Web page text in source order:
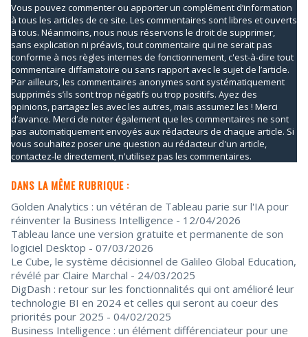
Vous pouvez commenter ou apporter un complément d’information
à tous les articles de ce site. Les commentaires sont libres et ouverts
à tous. Néanmoins, nous nous réservons le droit de supprimer,
sans explication ni préavis, tout commentaire qui ne serait pas
conforme à nos règles internes de fonctionnement, c'est-à-dire tout
commentaire diffamatoire ou sans rapport avec le sujet de l’article.
Par ailleurs, les commentaires anonymes sont systématiquement
supprimés s’ils sont trop négatifs ou trop positifs. Ayez des
opinions, partagez les avec les autres, mais assumez les ! Merci
d’avance. Merci de noter également que les commentaires ne sont
pas automatiquement envoyés aux rédacteurs de chaque article. Si
vous souhaitez poser une question au rédacteur d'un article,
contactez-le directement, n'utilisez pas les commentaires.
DANS LA MÊME RUBRIQUE :
Golden Analytics : un vétéran de Tableau parie sur l'IA pour
réinventer la Business Intelligence - 12/04/2026
Tableau lance une version gratuite et permanente de son
logiciel Desktop - 07/03/2026
Le Cube, le système décisionnel de Galileo Global Education,
révélé par Claire Marchal - 24/03/2025
DigDash : retour sur les fonctionnalités qui ont amélioré leur
technologie BI en 2024 et celles qui seront au coeur des
priorités pour 2025 - 04/02/2025
Business Intelligence : un élément différenciateur pour une